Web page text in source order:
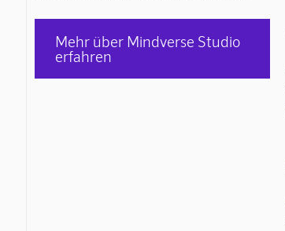
Mehr über Mindverse Studio
erfahren